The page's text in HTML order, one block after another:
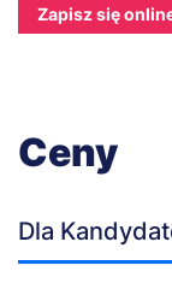
Zapisz się
Ceny
Dla